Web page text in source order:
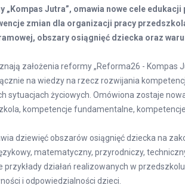
„Kompas Jutra”, omawia nowe cele
zmian dla organizacji pracy
obszary osiągnięć dziecka oraz
założenia reformy „Reforma26 - Kompas
na wiedzy na rzecz rozwijania
sytuacjach życiowych. Omówiona zostaje
kompetencje fundamentalne,
dziewięć obszarów osiągnięć dziecka na
matematyczny, przyrodniczy,
działań realizowanych w
i odpowiedzialności dzieci.